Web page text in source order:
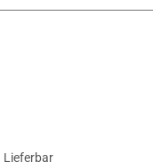
Lieferbar